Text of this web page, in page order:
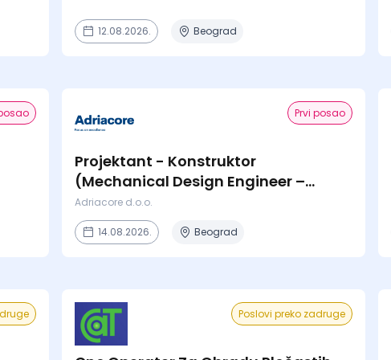
12.08.2026. Beograd
Prvi posao
Projektant - Konstruktor
(Mechanical Design Engineer –
Industrial Projects)
Adriacore d.o.o.
14.08.2026. Beograd
Poslovi preko zadruge